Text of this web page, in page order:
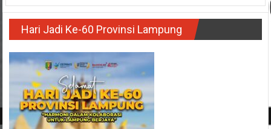
Hari Jadi Ke-60 Provinsi Lampung